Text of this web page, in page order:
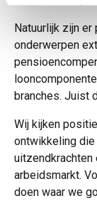
Natuurlijk zijn
onderwerpen
branches. Juist
Wij kijken
ontwikkeling die
uitzendkrachten
arbeidsmarkt.
doen waar we